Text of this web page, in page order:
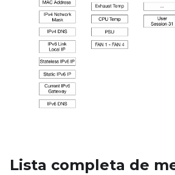
Lista completa de